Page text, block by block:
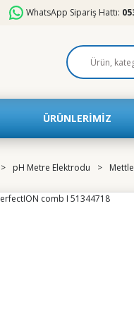
WhatsApp Sipariş Hattı:
ÜRÜNLERİMİZ
pH Metre Elektrodu